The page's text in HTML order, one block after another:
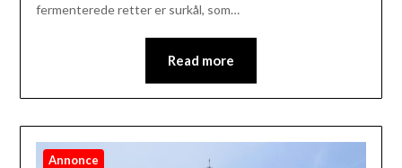
fermenterede retter er surkål, som…
Read more
Annonce